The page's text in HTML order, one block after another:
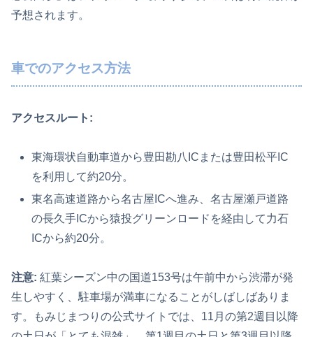
予想されます。
車でのアクセス方法
アクセスルート:
東海環状自動車道から豊田勘八ICまたは豊田松平IC
を利用して約20分。
東名高速道路から名古屋ICへ進み、名古屋瀬戸道路
の長久手ICから猿投グリーンロードを経由して力石
ICから約20分。
注意: 紅葉シーズン中の国道153号は午前中から渋滞が発
生しやすく、駐車場が満車になることがしばしばありま
す。もみじまつりの公式サイトでは、11月の第2週目以降